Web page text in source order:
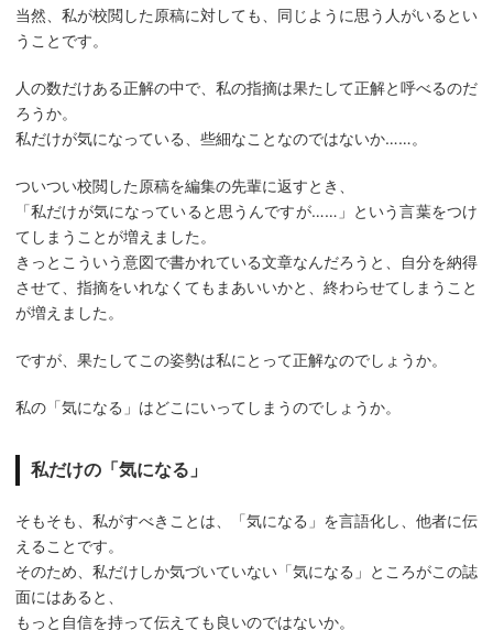
当然、私が校閲した原稿に対しても、同じように思う人がいるとい
うことです。
人の数だけある正解の中で、私の指摘は果たして正解と呼べるのだ
ろうか。
私だけが気になっている、些細なことなのではないか……。
ついつい校閲した原稿を編集の先輩に返すとき、
「私だけが気になっていると思うんですが……」という言葉をつけ
てしまうことが増えました。
きっとこういう意図で書かれている文章なんだろうと、自分を納得
させて、指摘をいれなくてもまあいいかと、終わらせてしまうこと
が増えました。
ですが、果たしてこの姿勢は私にとって正解なのでしょうか。
私の「気になる」はどこにいってしまうのでしょうか。
私だけの「気になる」
そもそも、私がすべきことは、「気になる」を言語化し、他者に伝
えることです。
そのため、私だけしか気づいていない「気になる」ところがこの誌
面にはあると、
もっと自信を持って伝えても良いのではないか。